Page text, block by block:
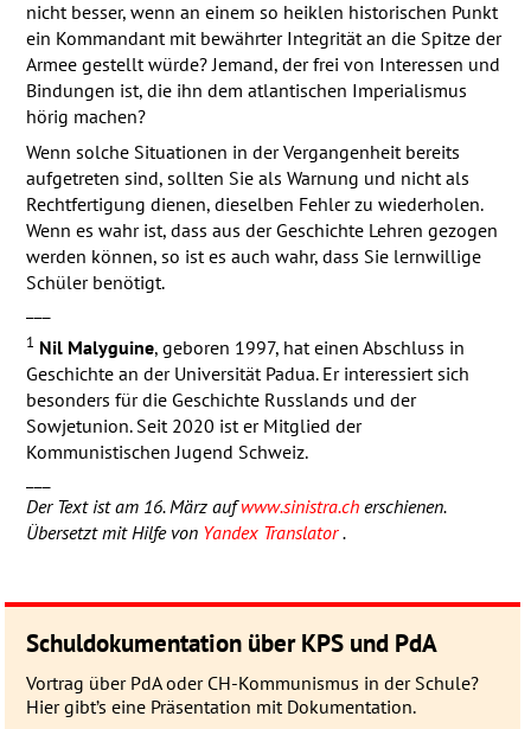
nicht besser, wenn an einem so heiklen historischen Punkt
ein Kommandant mit bewährter Integrität an die Spitze der
Armee gestellt würde? Jemand, der frei von Interessen und
Bindungen ist, die ihn dem atlantischen Imperialismus
hörig machen?
Wenn solche Situationen in der Vergangenheit bereits
aufgetreten sind, sollten Sie als Warnung und nicht als
Rechtfertigung dienen, dieselben Fehler zu wiederholen.
Wenn es wahr ist, dass aus der Geschichte Lehren gezogen
werden können, so ist es auch wahr, dass Sie lernwillige
Schüler benötigt.
1 Nil Malyguine, geboren 1997, hat einen Abschluss in
Geschichte an der Universität Padua. Er interessiert sich
besonders für die Geschichte Russlands und der
Sowjetunion. Seit 2020 ist er Mitglied der
Kommunistischen Jugend Schweiz.
Der Text ist am 16. März aufwww.sinistra.cherschienen.
Übersetzt mit Hilfe von Yandex Translator.
Schuldokumentation über KPS und PdA
Vortrag über PdA oder CH-Kommunismus in der Schule?
Hier gibt’s eine Präsentation mit Dokumentation.